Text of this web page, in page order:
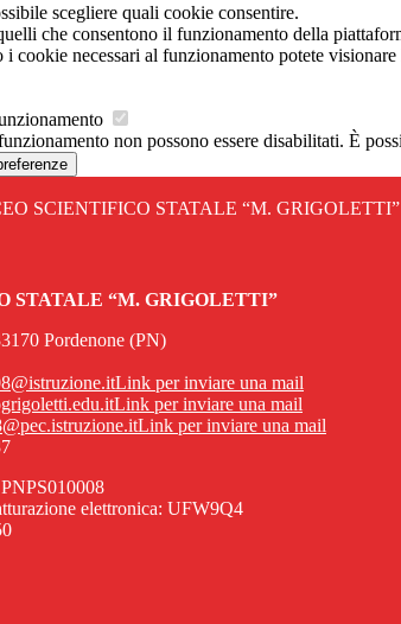
scegliere quali cookie consentire.
che consentono il funzionamento della
i cookie necessari al funzionamento potete visionare
non possono essere disabilitati. È
SCIENTIFICO STATALE “M. GRIGOLETTI”
STATALE “M. GRIGOLETTI”
Pordenone (PN)
Link per inviare una mail
Link per inviare una mail
Link per inviare una mail
elettronica: UFW9Q4